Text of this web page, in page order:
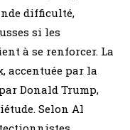
difficulté,
si les
à se renforcer. La
accentuée par la
Donald Trump,
Selon Al